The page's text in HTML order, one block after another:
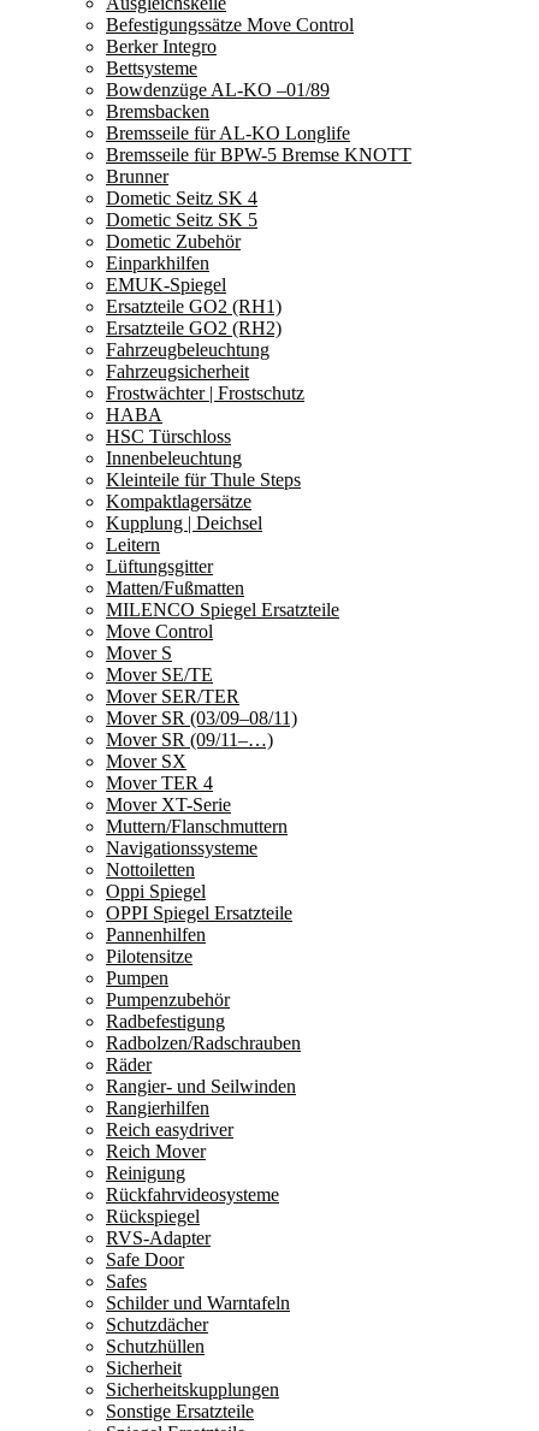
Befestigungssätze Move Control
Berker Integro
Bettsysteme
Bowdenzüge AL-KO –01/89
Bremsbacken
Bremsseile für AL-KO Longlife
Bremsseile für BPW-5 Bremse KNOTT
Brunner
Dometic Seitz SK 4
Dometic Seitz SK 5
Dometic Zubehör
Einparkhilfen
EMUK-Spiegel
Ersatzteile GO2 (RH1)
Ersatzteile GO2 (RH2)
Fahrzeugbeleuchtung
Fahrzeugsicherheit
Frostwächter | Frostschutz
HABA
HSC Türschloss
Innenbeleuchtung
Kleinteile für Thule Steps
Kompaktlagersätze
Kupplung | Deichsel
Leitern
Lüftungsgitter
Matten/Fußmatten
MILENCO Spiegel Ersatzteile
Move Control
Mover S
Mover SE/TE
Mover SER/TER
Mover SR (03/09–08/11)
Mover SR (09/11–…)
Mover SX
Mover TER 4
Mover XT-Serie
Muttern/Flanschmuttern
Navigationssysteme
Nottoiletten
Oppi Spiegel
OPPI Spiegel Ersatzteile
Pannenhilfen
Pilotensitze
Pumpen
Pumpenzubehör
Radbefestigung
Radbolzen/Radschrauben
Räder
Rangier- und Seilwinden
Rangierhilfen
Reich easydriver
Reich Mover
Reinigung
Rückfahrvideosysteme
Rückspiegel
RVS-Adapter
Safe Door
Safes
Schilder und Warntafeln
Schutzdächer
Schutzhüllen
Sicherheit
Sicherheitskupplungen
Sonstige Ersatzteile